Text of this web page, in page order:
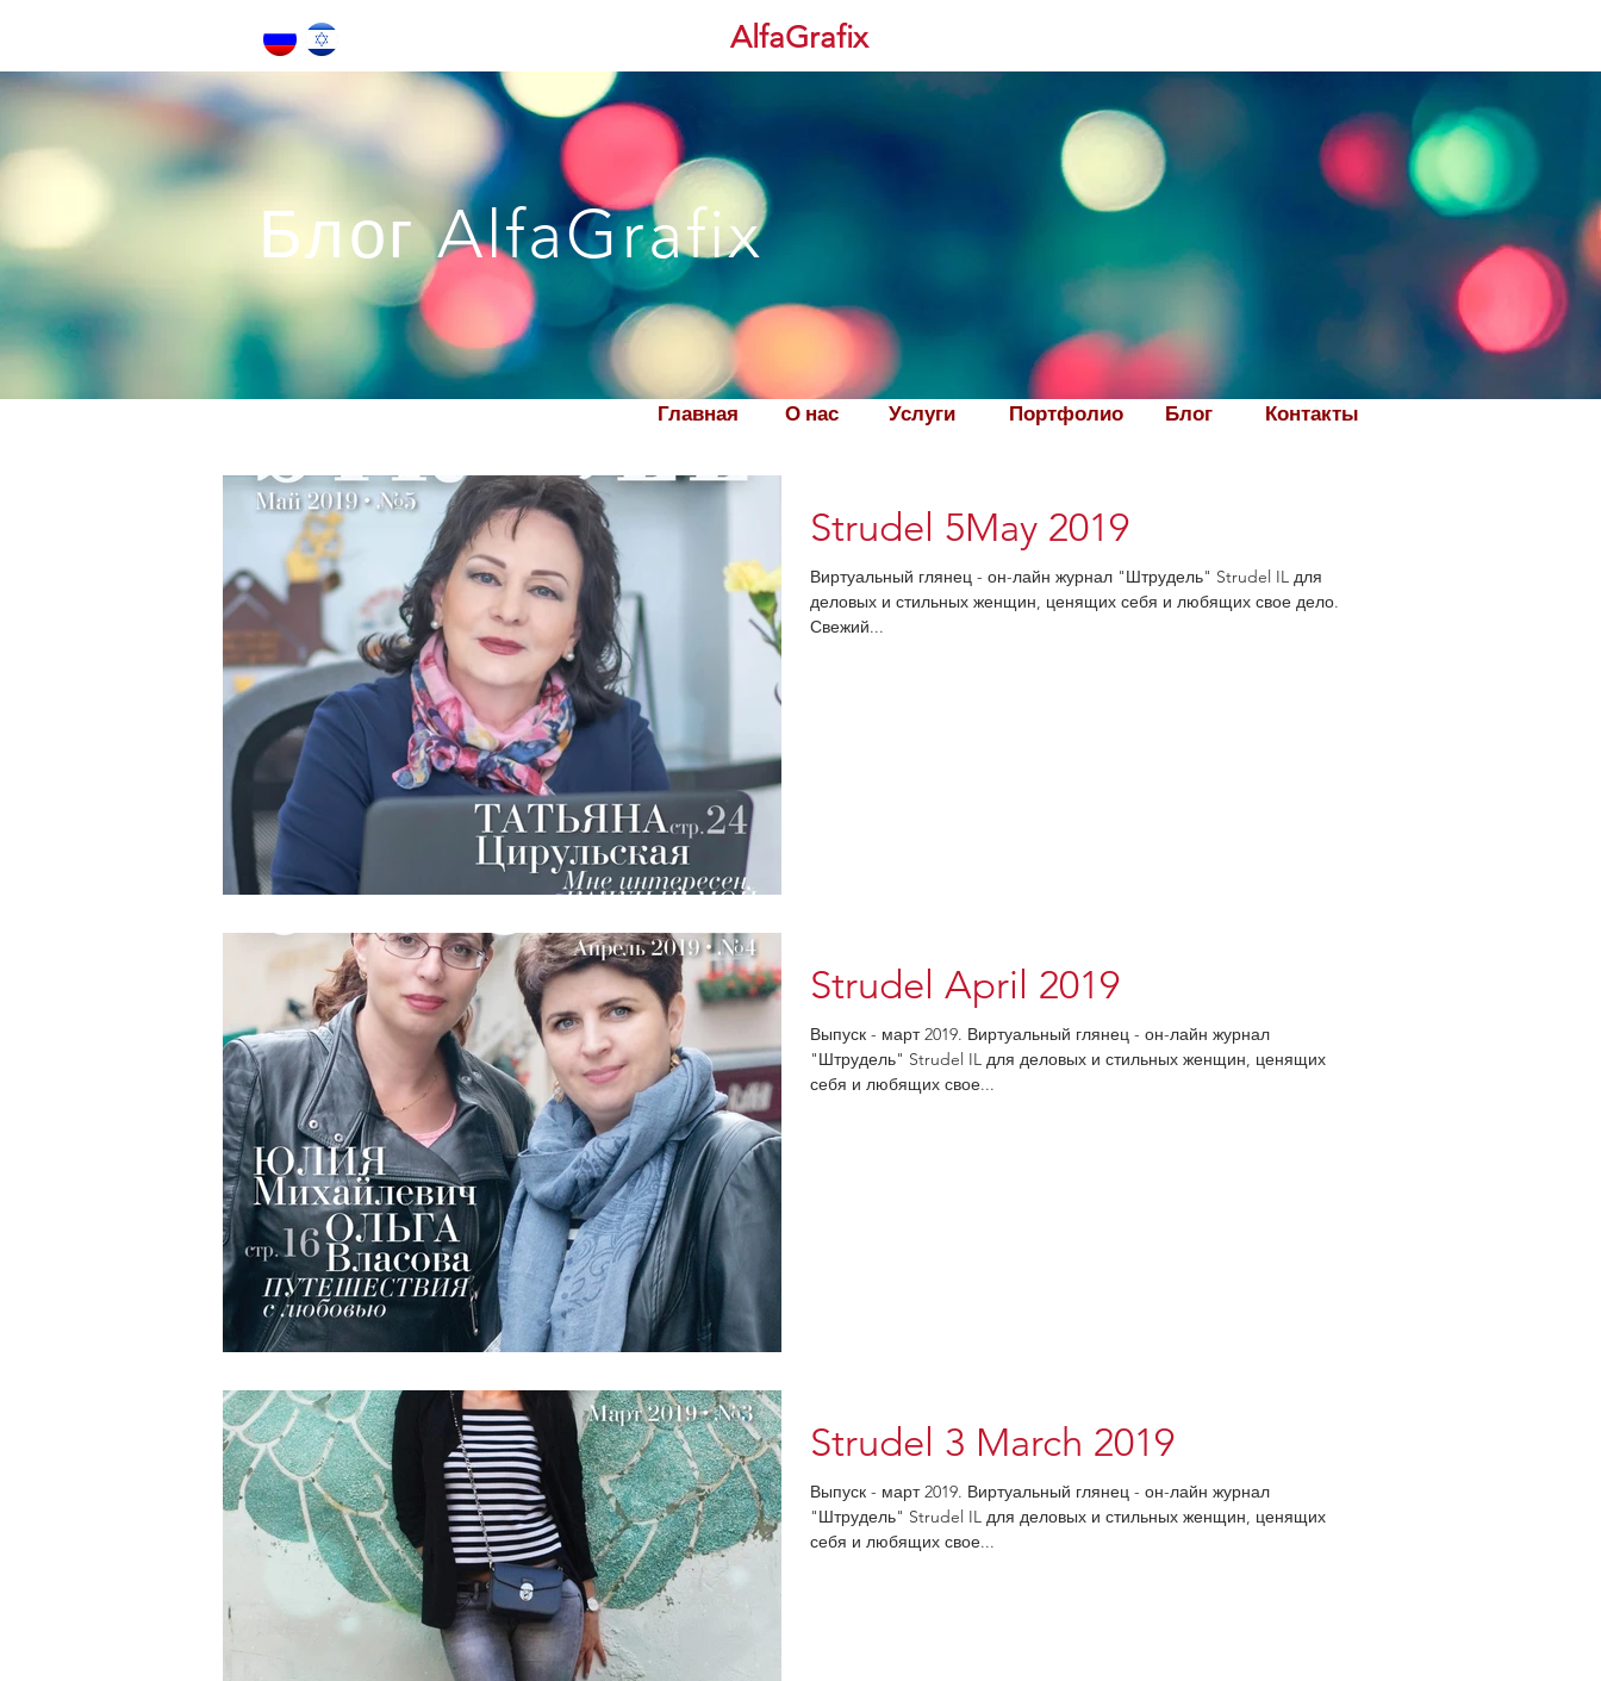
AlfaGrafix
Блог AlfaGrafix
Главная О нас Услуги Портфолио Блог Контакты
Strudel 5May 2019
Виртуальный глянец - он-лайн журнал "Штрудель" Strudel IL для
деловых и стильных женщин, ценящих себя и любящих свое дело.
Свежий...
Strudel April 2019
Выпуск - март 2019. Виртуальный глянец - он-лайн журнал
"Штрудель" Strudel IL для деловых и стильных женщин, ценящих
себя и любящих свое...
Strudel 3 March 2019
Выпуск - март 2019. Виртуальный глянец - он-лайн журнал
"Штрудель" Strudel IL для деловых и стильных женщин, ценящих
себя и любящих свое...